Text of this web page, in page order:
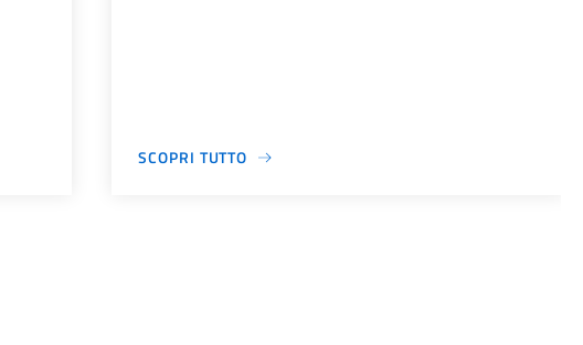
SCOPRI TUTTO